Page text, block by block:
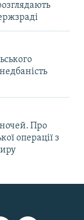
Про
операції з